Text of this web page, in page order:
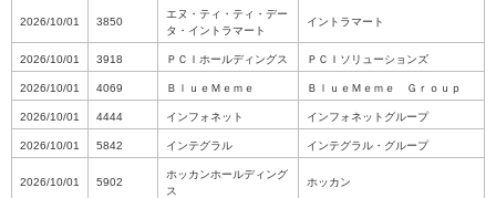
2026/10/01 3850
エヌ・ティ・ティ・デー
タ・イントラマート
イントラマート
2026/10/01 3918 ＰＣＩホールディングス ＰＣＩソリューションズ
2026/10/01 4069 ＢｌｕｅＭｅｍｅ ＢｌｕｅＭｅｍｅ Ｇｒｏｕｐ
2026/10/01 4444 インフォネット インフォネットグループ
2026/10/01 5842 インテグラル インテグラル・グループ
2026/10/01 5902
ホッカンホールディング
ス
ホッカン